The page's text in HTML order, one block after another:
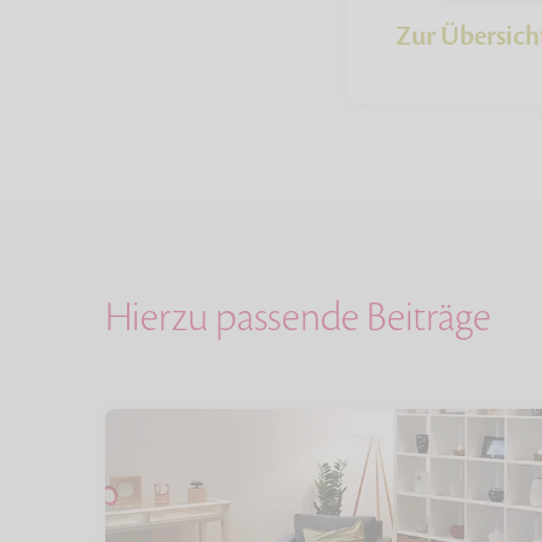
Zur
Hierzu passende Beiträge